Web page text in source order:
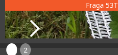
Fraga 53T
2